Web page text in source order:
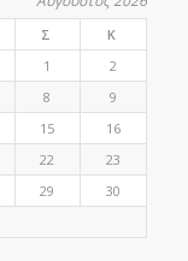
Σ
Κ
1
2
8
9
15
16
22
23
29
30